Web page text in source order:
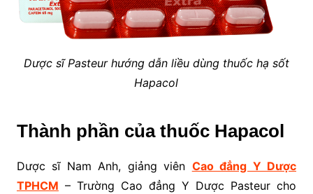
Dược sĩ Pasteur hướng dẫn liều dùng thuốc hạ sốt
Hapacol
Thành phần của thuốc Hapacol
Dược sĩ Nam Anh, giảng viên Cao đẳng Y Dược
TPHCM – Trường Cao đẳng Y Dược Pasteur cho